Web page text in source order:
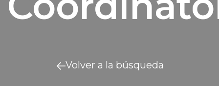
Volver a la búsqueda